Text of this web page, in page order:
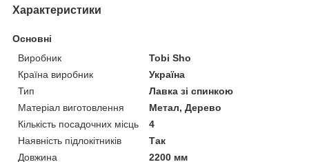
Характеристики
Основні
Виробник
Tobi Sho
Країна виробник
Україна
Тип
Лавка зі спинкою
Матеріал виготовлення
Метал, Дерево
Кількість посадочних місць
4
Наявність підлокітників
Так
Довжина
2200 мм